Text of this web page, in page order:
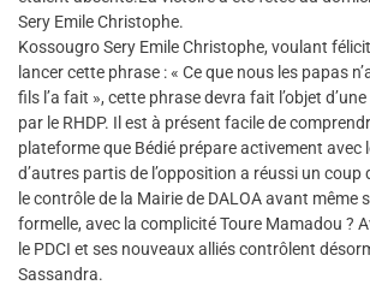
Sery Emile Christophe.
Kossougro Sery Emile Christophe, voulant
lancer cette phrase : « Ce que nous les papas
fils l’a fait », cette phrase devra fait l’objet
par le RHDP. Il est à présent facile de
plateforme que Bédié prépare activement avec
d’autres partis de l’opposition a réussi un coup
le contrôle de la Mairie de DALOA avant même
formelle, avec la complicité Toure Mamadou ?
le PDCI et ses nouveaux alliés contrôlent
Sassandra.